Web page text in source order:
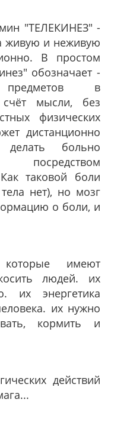
"ТЕЛЕКИНЕЗ" -
живую и неживую
В простом
обозначает -
предметов в
счёт мысли, без
физических
дистанционно
делать больно
таковой боли
нет), но мозг
о боли, и
имеют
людей. их
их энергетика
их нужно
кормить и
действий